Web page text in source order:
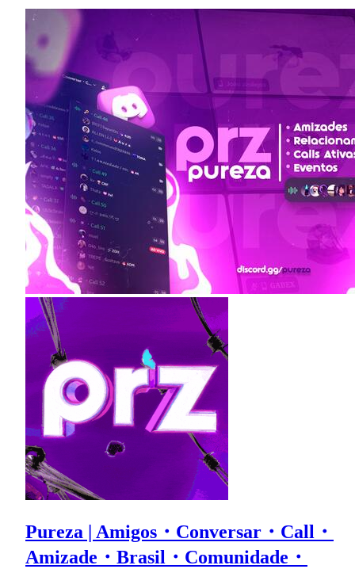
Pureza | Amigos・Conversar・Call・
Amizade・Brasil・Comunidade・